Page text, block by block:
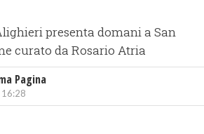
presenta domani a San
curato da Rosario Atria
Pagina